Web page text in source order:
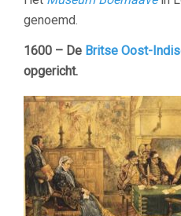
genoemd.
1600 – De Britse Oost-
opgericht.